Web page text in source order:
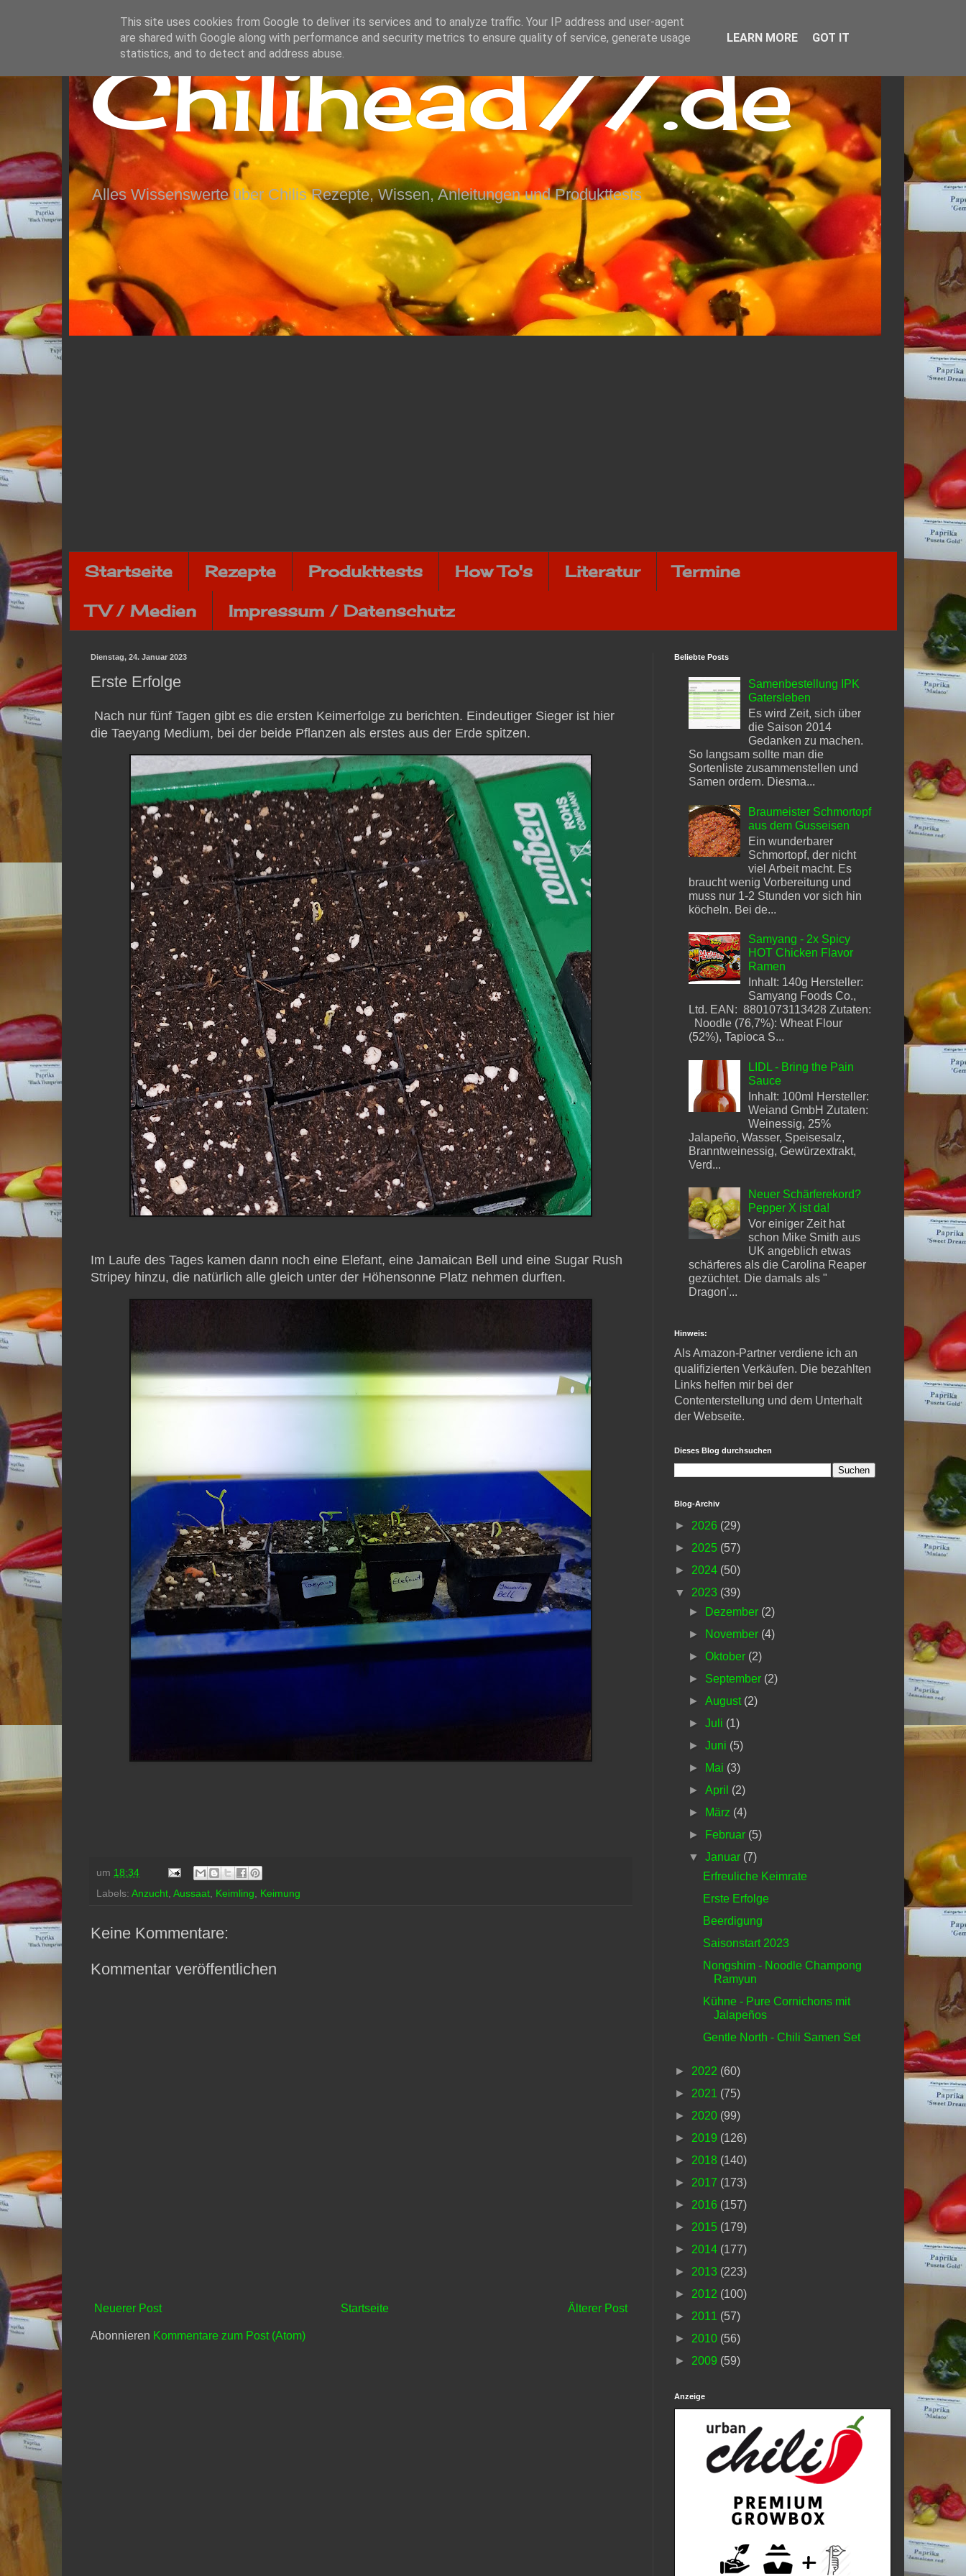
Chilihead77.de
Alles Wissenswerte über Chilis Rezepte, Wissen, Anleitungen und Produkttests
Startseite Rezepte Produkttests How To's Literatur Termine
TV / Medien Impressum / Datenschutz
Dienstag, 24. Januar 2023
Erste Erfolge
Nach nur fünf Tagen gibt es die ersten Keimerfolge zu berichten. Eindeutiger Sieger ist hier
die Taeyang Medium, bei der beide Pflanzen als erstes aus der Erde spitzen.
Im Laufe des Tages kamen dann noch eine Elefant, eine Jamaican Bell und eine Sugar Rush
Stripey hinzu, die natürlich alle gleich unter der Höhensonne Platz nehmen durften.
um 18:34
Labels: Anzucht Aussaat Keimling Keimung
Keine Kommentare:
Kommentar veröffentlichen
Neuerer Post Älterer Post
Startseite
Abonnieren Kommentare zum Post (Atom)
Beliebte Posts
Samenbestellung IPK
Gatersleben
Es wird Zeit, sich über
die Saison 2014
Gedanken zu machen.
So langsam sollte man die
Sortenliste zusammenstellen und
Samen ordern. Diesma...
Braumeister Schmortopf
aus dem Gusseisen
Ein wunderbarer
Schmortopf, der nicht
viel Arbeit macht. Es
braucht wenig Vorbereitung und
muss nur 1-2 Stunden vor sich hin
köcheln. Bei de...
Samyang - 2x Spicy
HOT Chicken Flavor
Ramen
Inhalt: 140g Hersteller:
Samyang Foods Co.,
Ltd. EAN: 8801073113428 Zutaten:
Noodle (76,7%): Wheat Flour
(52%), Tapioca S...
LIDL - Bring the Pain
Sauce
Inhalt: 100ml Hersteller:
Weiand GmbH Zutaten:
Weinessig, 25%
Jalapeño, Wasser, Speisesalz,
Branntweinessig, Gewürzextrakt,
Verd...
Neuer Schärferekord?
Pepper X ist da!
Vor einiger Zeit hat
schon Mike Smith aus
UK angeblich etwas
schärferes als die Carolina Reaper
gezüchtet. Die damals als "
Dragon'...
Hinweis:
Als Amazon-Partner verdiene ich an
qualifizierten Verkäufen. Die bezahlten
Links helfen mir bei der
Contenterstellung und dem Unterhalt
der Webseite.
Dieses Blog durchsuchen
Blog-Archiv
► 2026 (29)
► 2025 (57)
► 2024 (50)
▼ 2023 (39)
►
Dezember (2)
►
November (4)
►Oktober (2)
► September (2)
►August (2)
►Juli (1)
►Juni (5)
►
Mai (3)
►April (2)
►
März (4)
►
Februar (5)
▼Januar (7)
Erfreuliche Keimrate
Erste Erfolge
Beerdigung
Saisonstart 2023
Nongshim - Noodle Champong
Ramyun
Kühne - Pure Cornichons mit
Jalapeños
Gentle North - Chili Samen Set
► 2022 (60)
► 2021 (75)
► 2020 (99)
► 2019 (126)
► 2018 (140)
► 2017 (173)
► 2016 (157)
► 2015 (179)
► 2014 (177)
► 2013 (223)
► 2012 (100)
► 2011 (57)
► 2010 (56)
► 2009 (59)
Anzeige
This site uses cookies from Google to deliver its services and to analyze traffic. Your IP address and user-agent
are shared with Google along with performance and security metrics to ensure quality of service, generate usage
statistics, and to detect and address abuse.
LEARN MORE GOT IT